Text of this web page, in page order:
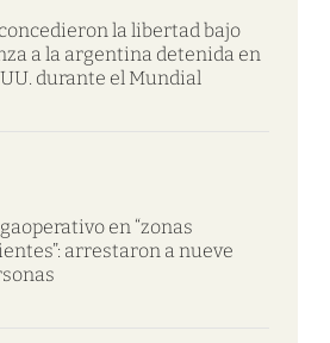
la libertad bajo
a la argentina detenida en
durante el Mundial
en “zonas
arrestaron a nueve